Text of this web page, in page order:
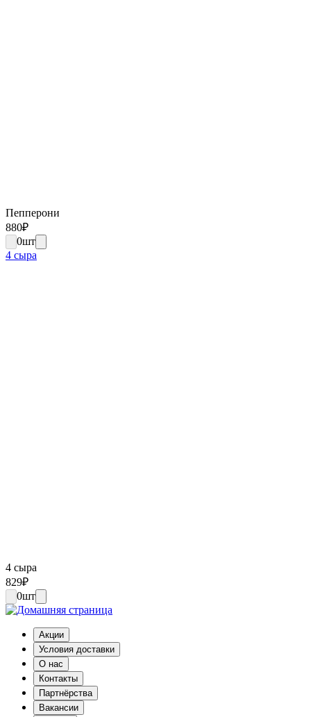
Пепперони
880₽
0шт
4 сыра
4 сыра
829₽
0шт
Акции
Условия доставки
О нас
Контакты
Партнёрства
Вакансии